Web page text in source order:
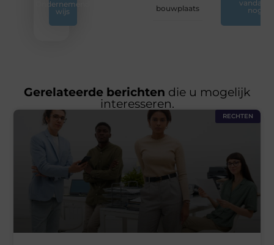
Ondernemend
wijs
bouwplaats
vandaag
nog
Gerelateerde berichten die u mogelijk
interesseren.
RECHTEN